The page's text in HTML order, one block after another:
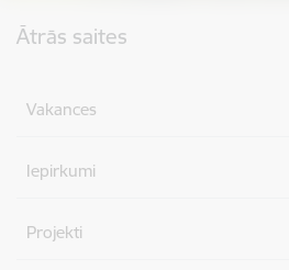
Ātrās saites
Vakances
Iepirkumi
Projekti